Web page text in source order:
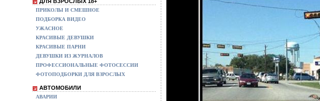
ПРИКОЛЫ И СМЕШНОЕ
ПОДБОРКА ВИДЕО
УЖАСНОЕ
КРАСИВЫЕ ДЕВУШКИ
КРАСИВЫЕ ПАРНИ
ДЕВУШКИ ИЗ ЖУРНАЛОВ
ПРОФЕССИОНАЛЬНЫЕ ФОТОСЕССИИ
ФОТОПОДБОРКИ ДЛЯ ВЗРОСЛЫХ
АВТОМОБИЛИ
АВАРИИ